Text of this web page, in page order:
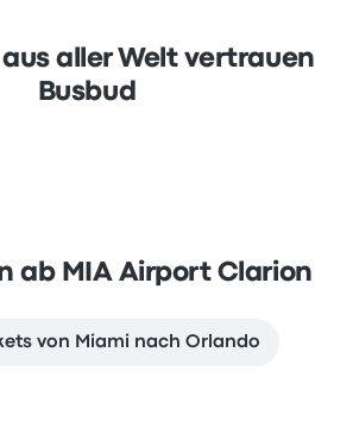
aller Welt vertrauen
Busbud
ab MIA Airport Clarion
von Miami nach Orlando